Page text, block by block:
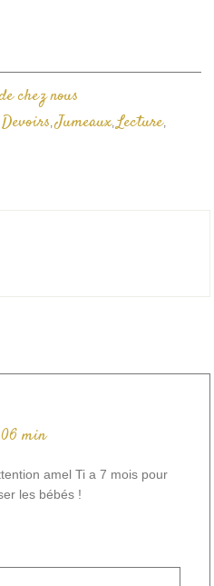
chez nous
Devoirs,Jumeaux,Lecture,
min
amel Ti a 7 mois pour
les bébés !